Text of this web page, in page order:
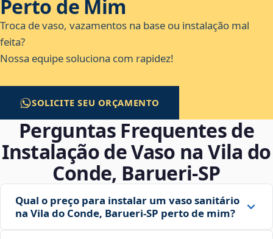
Perto de Mim
Troca de vaso, vazamentos na base ou instalação mal
feita?
Nossa equipe soluciona com rapidez!
SOLICITE SEU ORÇAMENTO
Perguntas Frequentes de
Instalação de Vaso na Vila do
Conde, Barueri‑SP
Qual o preço para instalar um vaso sanitário
na Vila do Conde, Barueri‑SP perto de mim?